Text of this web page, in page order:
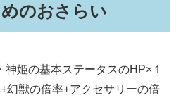
のおさらい
姫の基本ステータスのHP×１
幻獣の倍率+アクセサリーの倍